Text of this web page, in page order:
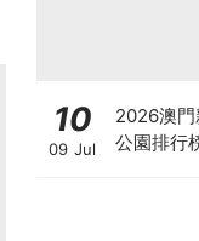
10
09 Jul
2026澳門
公園排行